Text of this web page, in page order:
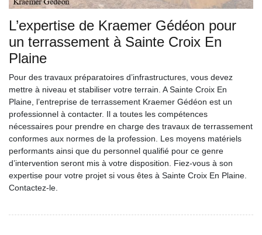
L’expertise de Kraemer Gédéon pour
un terrassement à Sainte Croix En
Plaine
Pour des travaux préparatoires d’infrastructures, vous devez
mettre à niveau et stabiliser votre terrain. A Sainte Croix En
Plaine, l’entreprise de terrassement Kraemer Gédéon est un
professionnel à contacter. Il a toutes les compétences
nécessaires pour prendre en charge des travaux de terrassement
conformes aux normes de la profession. Les moyens matériels
performants ainsi que du personnel qualifié pour ce genre
d’intervention seront mis à votre disposition. Fiez-vous à son
expertise pour votre projet si vous êtes à Sainte Croix En Plaine.
Contactez-le.